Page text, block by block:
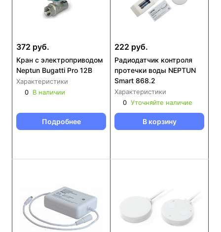
372 руб.
Кран с электроприводом
Neptun Bugatti Pro 12В
Характеристики
0 В наличии
Подробнее
222 руб.
Радиодатчик контроля
протечки воды NEPTUN
Smart 868.2
Характеристики
0 Уточняйте наличие
В корзину